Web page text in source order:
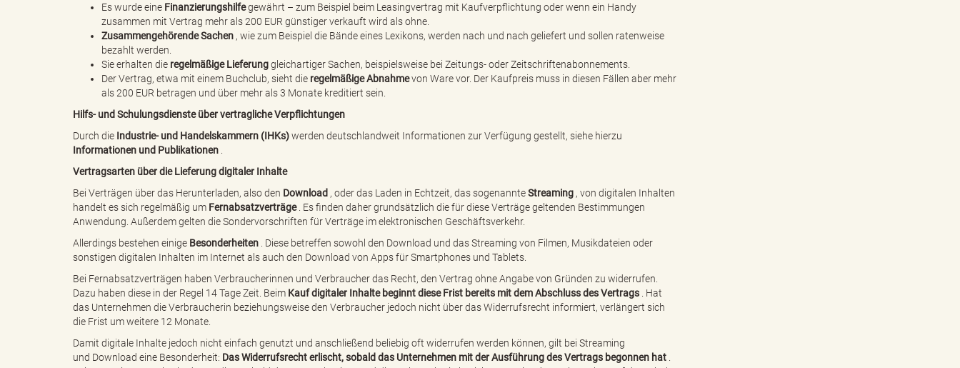
e
d
s
Es wurde eine Finanzierungshilfegewährt – zum Beispiel beim Leasingvertrag mit Kaufverpflichtung oder wenn ein Handy
zusammen mit Vertrag mehr als 200 EUR günstiger verkauft wird als ohne.
Zusammengehörende Sachen , wie zum Beispiel die Bände eines Lexikons, werden nach und nach geliefert und sollen ratenweise
bezahlt werden.
Sie erhalten die regelmäßige Lieferunggleichartiger Sachen, beispielsweise bei Zeitungs- oder Zeitschriftenabonnements.
Der Vertrag, etwa mit einem Buchclub, sieht die regelmäßige Abnahmevon Ware vor. Der Kaufpreis muss in diesen Fällen aber mehr
als 200 EUR betragen und über mehr als 3 Monate kreditiert sein.
Hilfs- und Schulungsdienste über vertragliche Verpflichtungen
Durch die Industrie- und Handelskammern (IHKs)werden deutschlandweit Informationen zur Verfügung gestellt, siehe hierzu
Informationen und Publikationen .
Vertragsarten über die Lieferung digitaler Inhalte
Bei Verträgen über das Herunterladen, also den Download , oder das Laden in Echtzeit, das sogenannteStreaming , von digitalen Inhalten
handelt es sich regelmäßig um Fernabsatzverträge. Es finden daher grundsätzlich die für diese Verträge geltenden Bestimmungen
Anwendung. Außerdem gelten die Sondervorschriften für Verträge im elektronischen Geschäftsverkehr.
Allerdings bestehen einige Besonderheiten . Diese betreffen sowohl den Download und das Streaming von Filmen, Musikdateien oder
sonstigen digitalen Inhalten im Internet als auch den Download von Apps für Smartphones und Tablets.
Bei Fernabsatzverträgen haben Verbraucherinnen und Verbraucher das Recht, den Vertrag ohne Angabe von Gründen zu widerrufen.
Dazu haben diese in der Regel 14 Tage Zeit. Beim Kauf digitaler Inhalte beginnt diese Frist bereits mit dem Abschluss des Vertrags . Hat
das Unternehmen die Verbraucherin beziehungsweise den Verbraucher jedoch nicht über das Widerrufsrecht informiert, verlängert sich
die Frist um weitere 12 Monate.
Damit digitale Inhalte jedoch nicht einfach genutzt und anschließend beliebig oft widerrufen werden können, gilt bei Streaming
und Download eine Besonderheit: Das Widerrufsrecht erlischt, sobald das Unternehmen mit der Ausführung des Vertrags begonnen hat .